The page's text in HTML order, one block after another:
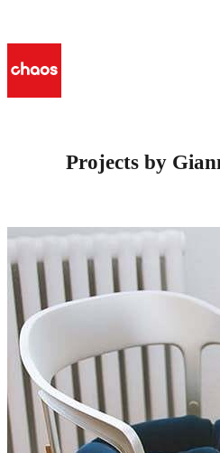
Projects by